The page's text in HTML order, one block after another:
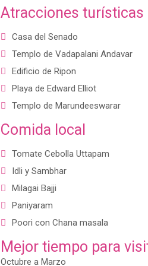
Atracciones turísticas
Casa del Senado
Templo de Vadapalani Andavar
Edificio de Ripon
Playa de Edward Elliot
Templo de Marundeeswarar
Comida local
Tomate Cebolla Uttapam
Idli y Sambhar
Milagai Bajji
Paniyaram
Poori con Chana masala
Mejor tiempo para
Octubre a Marzo